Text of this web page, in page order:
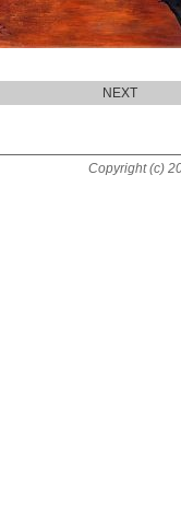
NEXT
Copyright (c)